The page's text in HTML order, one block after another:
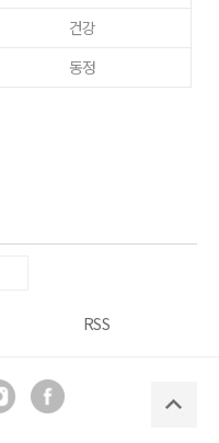
건강
동정
RSS